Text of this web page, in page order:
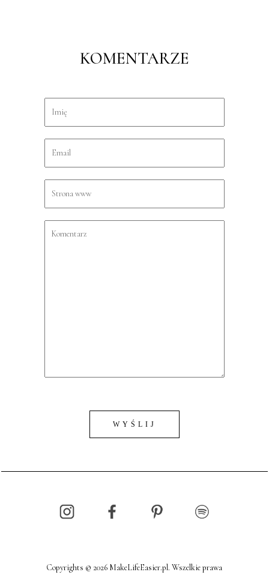
KOMENTARZE
Copyrights © 2026 MakeLifeEasier.pl. Wszelkie prawa